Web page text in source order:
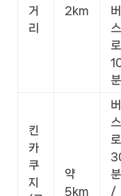
거
리
2km
버
스
로
분
킨
카
쿠
지
약
5km
버
스
로
분
/